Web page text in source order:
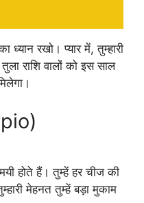
रखो। प्यार में, तुम्हारी
राशि वालों को इस साल
होते हैं। तुम्हें हर चीज की
मेहनत तुम्हें बड़ा मुकाम